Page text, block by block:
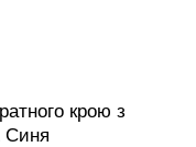
крою з
Синя